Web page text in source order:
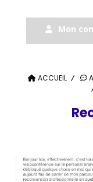
Mon
ACCUEIL